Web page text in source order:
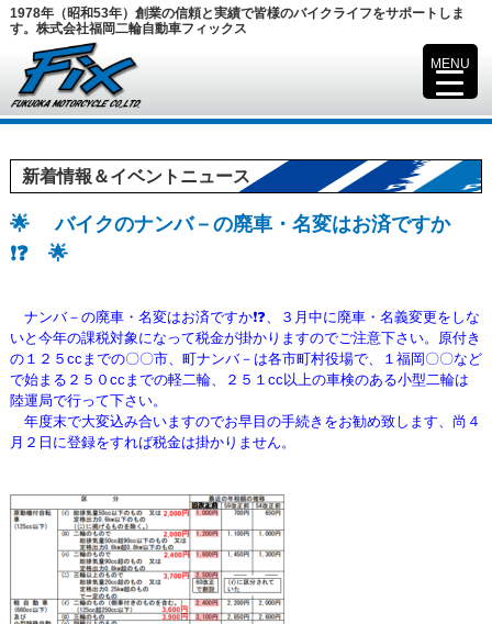
1978年（昭和53年）創業の信頼と実績で皆様のバイクライフをサポートしま
す。株式会社福岡二輪自動車フィックス
新着情報＆イベントニュース
🌟 バイクのナンバ－の廃車・名変はお済ですか
❗❓ 🌟
ナンバ－の廃車・名変はお済ですか❗❓、
３月中に廃車・名義変更をしな
いと今年の課税対象になって税金が掛かりますのでご注意下さい。 原付き
の１２５ccまでの〇〇市、町ナンバ－は各市町村役場で、１福岡〇〇など
で始まる２５０ccまでの軽二輪、２５１cc以上の車検のある小型二輪は
陸運局で行って下さい。
年度末で大変込み合いますのでお早目の手続きをお勧め致します、尚４
月２日に登録をすれば税金は掛かりません。
MENU
▼